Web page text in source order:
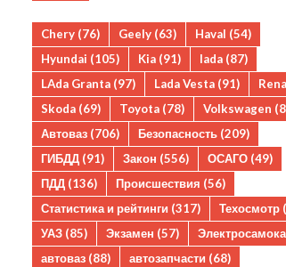
Chery (76) Geely (63) Haval (54)
Hyundai (105) Kia (91) lada (87)
LAda Granta (97) Lada Vesta (91)
Skoda (69) Toyota (78) Volkswagen
Автоваз (706) Безопасность (209)
ГИБДД (91) Закон (556) ОСАГО (49)
ПДД (136) Происшествия (56)
Статистика и рейтинги (317) Техосмотр
УАЗ (85) Экзамен (57)
автоваз (88) автозапчасти (68)